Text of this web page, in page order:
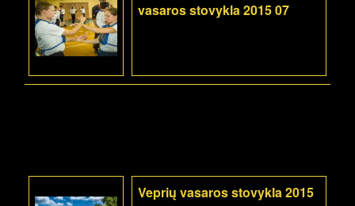
vasaros stovykla 2015 07
Veprių vasaros stovykla 2015